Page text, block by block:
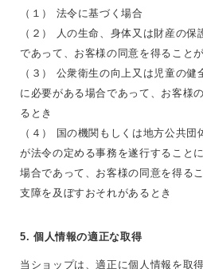
（１） 法令に基づく場合
（２） 人の生命、身体又は財産の
であって、お客様の同意を得ること
（３） 公衆衛生の向上又は児童の
に必要がある場合であって、お客様
るとき
（４） 国の機関もしくは地方公共
が法令の定める事務を遂行すること
場合であって、お客様の同意を得る
支障を及ぼすおそれがあるとき
5. 個人情報の適正な取得
当ショップは、適正に個人情報を取